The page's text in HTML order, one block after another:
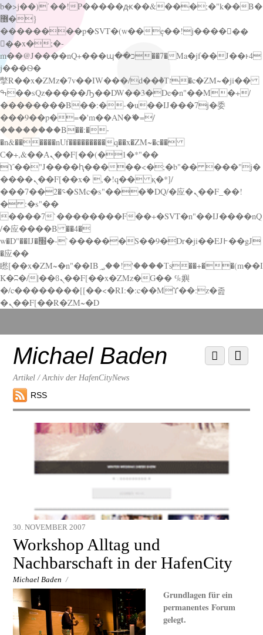
b�>j��)΄��!P�����ԫ��&���;�"k��B�
޶�}
��������p�SVT�(w��ę��!j������
��x�;�-
m��@J����nQ+���պ��כ��7�Ma�jf��J��ͱ4
j���Ѳ�
撆R��x�ZMz�7v��IW���/d��ٞ�Тז�c�ZM~�ji��
ߒ��sQz�����Ԡ��DW��3�De�n"��M�+/
��������B��:�-�u��IJ���7j�委
���9��p�=�'m��AN�ޭ�=/
��������B��:�-
�n&������nUf���������q��x�ZM~�c��
Ϲ�+,&��Ὰܢ��F[��(�1�*"��
ϒ��"J����ԧ�����<�;�b"�� ���"j�
����ܢ��F[��x� ,�!q�� қ�*]/
���؝�2��7�SMc�s"���ޭ�DQ/�应�ܢ��F_��!
� :�s"��
����7`��������F��+�SVT�n"��IJ����nQ
/�应����B ��4�
w�D"��IJ�׭�-`������S��9�Dr�ji��EJ߅��gJ
�应��
矁[��x�ZM~�n"��IB؃��!'����Тѕ��+��(m��I
K�ʭ�/|��ϐܢ��F[��x�ZMz�G�� %嬩
�/c��������[[��<�RI:�:c��MΎ��:z�졾
�ܢ��F[��R�ZM~�D
down
contentMichael Baden
Artikel / Archiv der HafenCityNews
RSS
Menu
Scroll
down
30. NOVEMBER 2007
Workshop Alltag und
Nachbarschaft in der HafenCity
Michael Baden /
Grundlagen für ein
permanentes Forum
gelegt.